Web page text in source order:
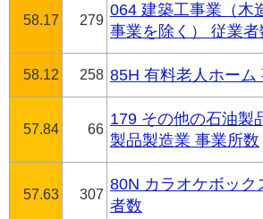
58.17 279
064 建築工事業（木
事業を除く） 従業者
58.12 258 85H 有料老人ホーム
57.84 66
179 その他の石油製
製品製造業 事業所数
57.63 307
80N カラオケボック
者数